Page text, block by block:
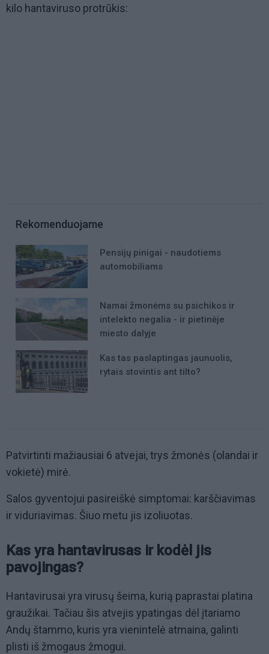
kilo hantaviruso protrūkis:
Rekomenduojame
Pensijų pinigai - naudotiems
automobiliams
Namai žmonėms su psichikos ir
intelekto negalia - ir pietinėje
miesto dalyje
Kas tas paslaptingas jaunuolis,
rytais stovintis ant tilto?
Patvirtinti mažiausiai 6 atvejai, trys žmonės (olandai ir
vokietė) mirė.
Salos gyventojui pasireiškė simptomai: karščiavimas
ir viduriavimas. Šiuo metu jis izoliuotas.
Kas yra hantavirusas ir kodėl jis
pavojingas?
Hantavirusai yra virusų šeima, kurią paprastai platina
graužikai. Tačiau šis atvejis ypatingas dėl įtariamo
Andų štammo, kuris yra vienintelė atmaina, galinti
plisti iš žmogaus žmogui.